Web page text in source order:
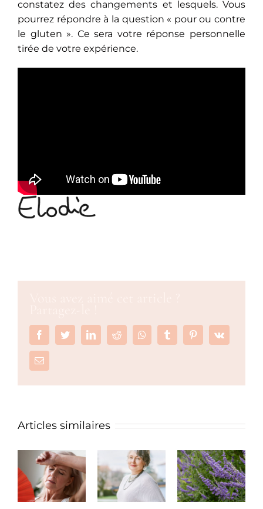
constatez des changements et lesquels. Vous
pourrez répondre à la question « pour ou contre
le gluten ». Ce sera votre réponse personnelle
tirée de votre expérience.
FacebookTwitterLinkedInReddit WhatsappTumblr PinterestVk
Email
Articles similaires